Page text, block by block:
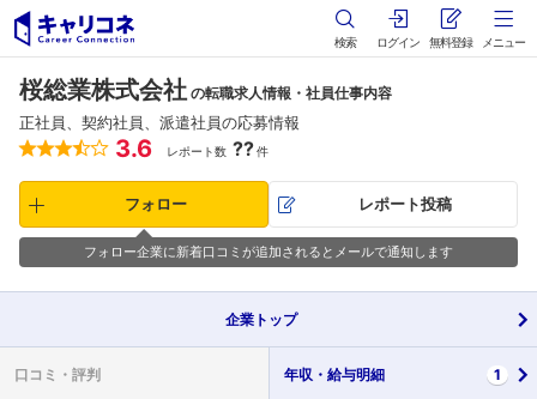
検索 ログイン 無料登録 メニュー
桜総業株式会社 の転職求人情報・社員仕事内容
正社員、契約社員、派遣社員の応募情報
3.6 レポート数 ??件
フォロー レポート投稿
フォロー企業に新着口コミが追加されるとメールで通知します
企業 トップ
口コミ・ 評判 年収・ 給与明細 1